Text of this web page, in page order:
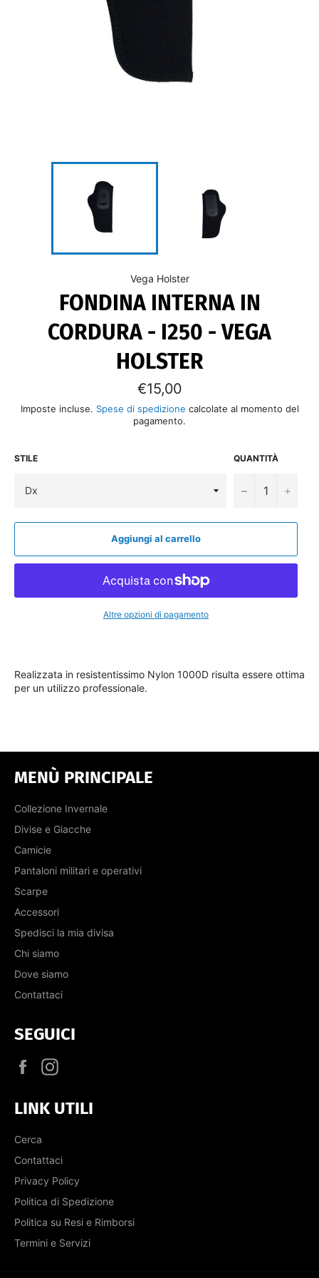
Vega Holster
FONDINA INTERNA IN
CORDURA - I250 - VEGA
HOLSTER
Prezzo
di
listino
€15,00
Imposte incluse. Spese di spedizione calcolate al momento del
pagamento.
STILE QUANTITÀ
− +
Aggiungi al carrello
Altre opzioni di pagamento
Realizzata in resistentissimo Nylon 1000D risulta essere ottima
per un utilizzo professionale.
MENÙ PRINCIPALE
Collezione Invernale
Divise e Giacche
Camicie
Pantaloni militari e operativi
Scarpe
Accessori
Spedisci la mia divisa
Chi siamo
Dove siamo
Contattaci
SEGUICI
Facebook
LINK UTILI
Cerca
Contattaci
Privacy Policy
Politica di Spedizione
Politica su Resi e Rimborsi
Termini e Servizi